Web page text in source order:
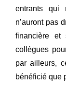
entrants qui
n’auront pas
financière et
collègues
par ailleurs,
bénéficié que